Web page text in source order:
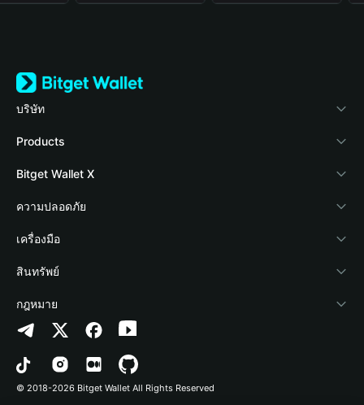
บริษัท
เกี่ยวกับ Bitget Wallet
Blog
Academy
ข่าวสารด้านคริปโต
ศูนย์ช่วยเหลือ
ติดต่อเรา
ทรัพยากรข้อมูลของแบรนด์
อาชีพ
Products
Crypto Card
Stablecoin Earn
Payfi Crypto
Crypto Swap API
Altcoin Season Index
Prediction Markets
DApp
Bitget Wallet X
นักพัฒนา
เชื่อมต่อ Wallet
Bitget Wallet Pay
ลิสต์โปรเจกต์
ความปลอดภัย
Protection Fund
เทคโนโลยีความปลอดภัย
เครื่องมือ
ซื้อคริปโต
การตรวจจับการอนุญาต
การตรวจจับสัญญา
การโอนเป็นชุด
สินทรัพย์
Arbitrum
Avalanche
Bitcoin
กฎหมาย
นโยบายความเป็นส่วนตัว
ข้อตกลงในการใช้บริการ
© 2018-2026 Bitget Wallet All Rights Reserved